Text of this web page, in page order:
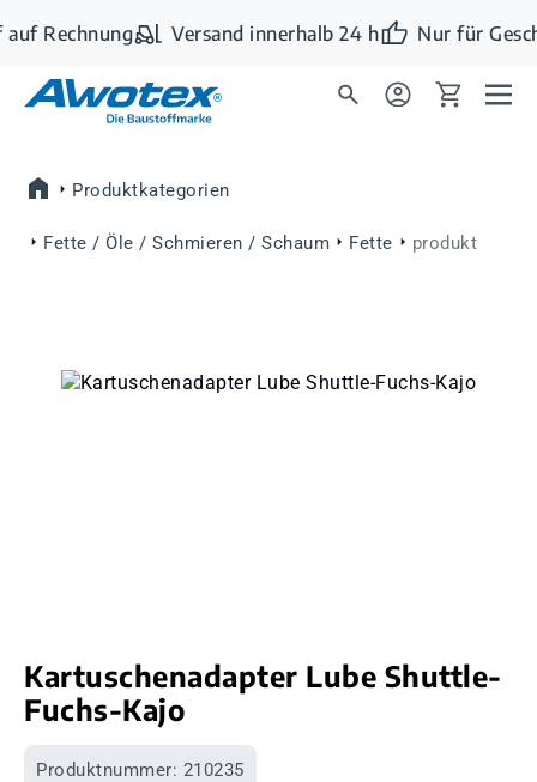
Zum Hauptinhalt springen
Rechnung Versand innerhalb 24 h Nur für
Produktkategorien
Fette / Öle / Schmieren / Schaum Fette produkt
Bildergalerie überspringen
Kartuschenadapter Lube Shuttle-
Fuchs-Kajo
Produktnummer: 210235